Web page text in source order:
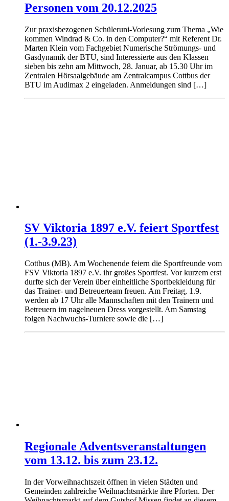
Personen vom 20.12.2025
Zur praxisbezogenen Schüleruni-Vorlesung zum Thema „Wie
kommen Windrad & Co. in den Computer?“ mit Referent Dr.
Marten Klein vom Fachgebiet Numerische Strömungs- und
Gasdynamik der BTU, sind Interessierte aus den Klassen
sieben bis zehn am Mittwoch, 28. Januar, ab 15.30 Uhr im
Zentralen Hörsaalgebäude am Zentralcampus Cottbus der
BTU im Audimax 2 eingeladen. Anmeldungen sind […]
SV Viktoria 1897 e.V. feiert Sportfest
(1.-3.9.23)
Cottbus (MB). Am Wochenende feiern die Sportfreunde vom
FSV Viktoria 1897 e.V. ihr großes Sportfest. Vor kurzem erst
durfte sich der Verein über einheitliche Sportbekleidung für
das Trainer- und Betreuerteam freuen. Am Freitag, 1.9.
werden ab 17 Uhr alle Mannschaften mit den Trainern und
Betreuern im nagelneuen Dress vorgestellt. Am Samstag
folgen Nachwuchs-Turniere sowie die […]
Regionale Adventsveranstaltungen
vom 13.12. bis zum 23.12.
In der Vorweihnachtszeit öffnen in vielen Städten und
Gemeinden zahlreiche Weihnachtsmärkte ihre Pforten. Der